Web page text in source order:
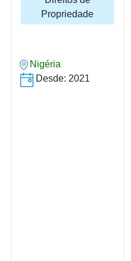
Propriedade
Nigéria
Desde: 2021